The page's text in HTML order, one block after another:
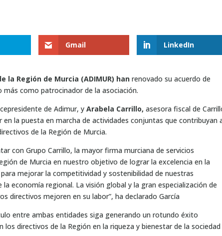
Gmail LinkedIn
la Región de Murcia (ADIMUR) han renovado su acuerdo de
como patrocinador de la asociación.
de Adimur, yArabela Carrillo, asesora fiscal de
la puesta en marcha de actividades conjuntas que contribuyan
de la Región de Murcia.
con Grupo Carrillo, la mayor firma murciana de servicios
de Murcia en nuestro objetivo de lograr la excelencia en la
mejorar la competitividad y sostenibilidad de nuestras
economía regional. La visión global y la gran especialización de
directivos mejoren en su labor”, ha declarado García
entre ambas entidades siga generando un rotundo éxito
directivos de la Región en la riqueza y bienestar de la sociedad